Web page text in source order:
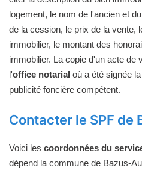
logement, le nom de l'ancien et
de la cession, le prix de la vente,
immobilier, le montant des
immobilier. La copie d'un acte de
l'office notarial où a été signée
publicité foncière compétent.
Contacter le SPF de
Voici les coordonnées du
dépend la commune de Bazus-